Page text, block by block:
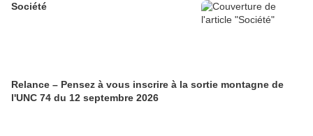
Société
Relance – Pensez à vous inscrire à la sortie montagne de
l'UNC 74 du 12 septembre 2026